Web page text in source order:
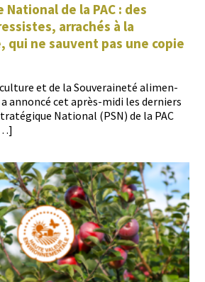
de la PAC : des
arrachés à la
qui ne sauvent pas une copie
et de la Sou­veraineté ali­men­
annon­cé cet après-midi les derniers
Nation­al (PSN) de la PAC